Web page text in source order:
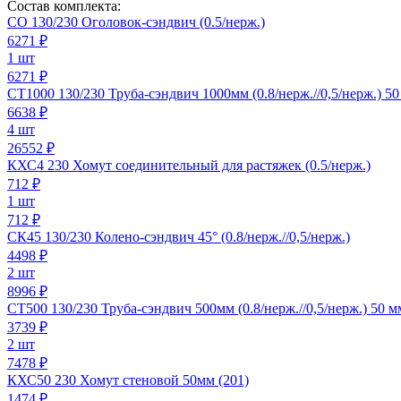
Состав комплекта:
СО 130/230 Оголовок-сэндвич (0.5/нерж.)
6271 ₽
1 шт
6271 ₽
СТ1000 130/230 Труба-сэндвич 1000мм (0.8/нерж.//0,5/нерж.)
6638 ₽
4 шт
26552 ₽
КХС4 230 Хомут соединительный для растяжек (0.5/нерж.)
712 ₽
1 шт
712 ₽
СК45 130/230 Колено-сэндвич 45° (0.8/нерж.//0,5/нерж.)
4498 ₽
2 шт
8996 ₽
СТ500 130/230 Труба-сэндвич 500мм (0.8/нерж.//0,5/нерж.) 50
3739 ₽
2 шт
7478 ₽
КХС50 230 Хомут стеновой 50мм (201)